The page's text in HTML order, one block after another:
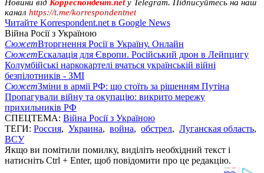
Новини від Корреспондент.netу Telegram. Підписуйтесь на наш
канал https://t.me/korrespondentnet
Читайте Korrespondent.net в Google News
Війна Росії з Україною
СюжетВторгнення Росії в Україну. Онлайн
СюжетЕскалація для Європи. Російський дрон в Лейпцигу
Колумбійські наркокартелі вчаться українській війні
безпілотників - ЗМІ
СюжетЗміни в армії РФ: що стоїть за рішенням Путіна
Пропагували війну та окупацію: викрито мережу
прихильників РФ
СПЕЦТЕМА: Війна Росії з Україною
ТЕГИ: Россия, Украина, война, обстрел, Луганская область,
ВСУ
Якщо ви помітили помилку, виділіть необхідний текст і
натисніть Ctrl + Enter, щоб повідомити про це редакцію.